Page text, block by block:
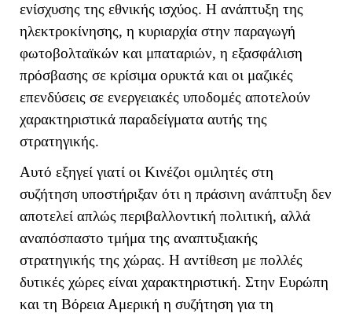
ενίσχυσης της εθνικής ισχύος. Η ανάπτυξη της
ηλεκτροκίνησης, η κυριαρχία στην παραγωγή
φωτοβολταϊκών και μπαταριών, η εξασφάλιση
πρόσβασης σε κρίσιμα ορυκτά και οι μαζικές
επενδύσεις σε ενεργειακές υποδομές αποτελούν
χαρακτηριστικά παραδείγματα αυτής της
στρατηγικής.
Αυτό εξηγεί γιατί οι Κινέζοι ομιλητές στη
συζήτηση υποστήριξαν ότι η πράσινη ανάπτυξη δεν
αποτελεί απλώς περιβαλλοντική πολιτική, αλλά
αναπόσπαστο τμήμα της αναπτυξιακής
στρατηγικής της χώρας. Η αντίθεση με πολλές
δυτικές χώρες είναι χαρακτηριστική. Στην Ευρώπη
και τη Βόρεια Αμερική η συζήτηση για τη